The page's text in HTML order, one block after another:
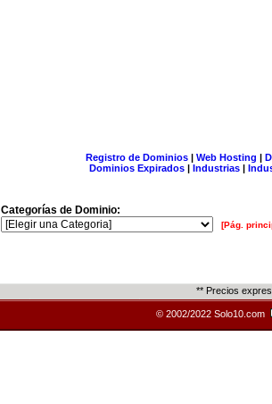
Registro de Dominios| Web Hosting |
Dominios Expirados | Industrias |
Categorías de Dominio:
[Pág.
** Precios
© 2002/2022 Solo10.com